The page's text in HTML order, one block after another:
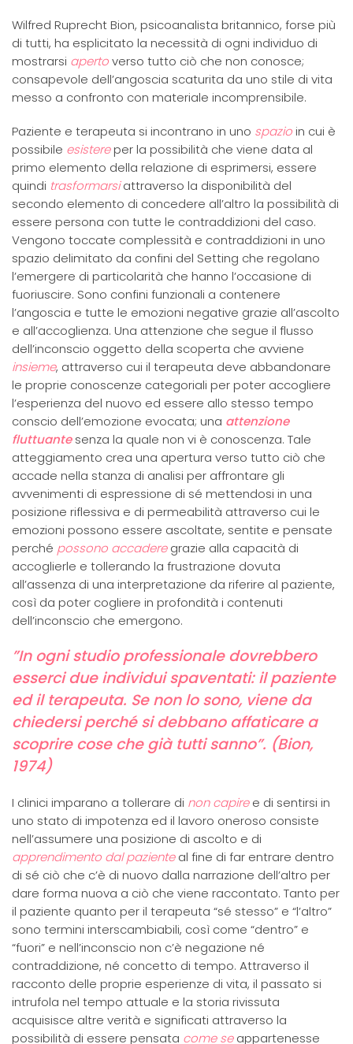
Wilfred Ruprecht Bion, psicoanalista britannico, forse più
di tutti, ha esplicitato la necessità di ogni individuo di
mostrarsi apertoverso tutto ciò che non conosce;
consapevole dell’angoscia scaturita da uno stile di vita
messo a confronto con materiale incomprensibile.
Paziente e terapeuta si incontrano in uno spazioin cui è
possibile esistereper la possibilità che viene data al
primo elemento della relazione di esprimersi, essere
quindi trasformarsiattraverso la disponibilità del
secondo elemento di concedere all’altro la possibilità di
essere persona con tutte le contraddizioni del caso.
Vengono toccate complessità e contraddizioni in uno
spazio delimitato da confini del Setting che regolano
l’emergere di particolarità che hanno l’occasione di
fuoriuscire. Sono confini funzionali a contenere
l’angoscia e tutte le emozioni negative grazie all’ascolto
e all’accoglienza. Una attenzione che segue il flusso
dell’inconscio oggetto della scoperta che avviene
insieme, attraverso cui il terapeuta deve abbandonare
le proprie conoscenze categoriali per poter accogliere
l’esperienza del nuovo ed essere allo stesso tempo
conscio dell’emozione evocata; una attenzione
fluttuantesenza la quale non vi è conoscenza. Tale
atteggiamento crea una apertura verso tutto ciò che
accade nella stanza di analisi per affrontare gli
avvenimenti di espressione di sé mettendosi in una
posizione riflessiva e di permeabilità attraverso cui le
emozioni possono essere ascoltate, sentite e pensate
perché possono accaderegrazie alla capacità di
accoglierle e tollerando la frustrazione dovuta
all’assenza di una interpretazione da riferire al paziente,
così da poter cogliere in profondità i contenuti
dell’inconscio che emergono.
”In ogni studio professionale dovrebbero
esserci due individui spaventati: il paziente
ed il terapeuta. Se non lo sono, viene da
chiedersi perché si debbano affaticare a
scoprire cose che già tutti sanno”. (Bion,
1974)
I clinici imparano a tollerare di non capiree di sentirsi in
uno stato di impotenza ed il lavoro oneroso consiste
nell’assumere una posizione di ascolto e di
apprendimento dal pazienteal fine di far entrare dentro
di sé ciò che c’è di nuovo dalla narrazione dell’altro per
dare forma nuova a ciò che viene raccontato. Tanto per
il paziente quanto per il terapeuta “sé stesso” e “l’altro”
sono termini interscambiabili, così come “dentro” e
“fuori” e nell’inconscio non c’è negazione né
contraddizione, né concetto di tempo. Attraverso il
racconto delle proprie esperienze di vita, il passato si
intrufola nel tempo attuale e la storia rivissuta
acquisisce altre verità e significati attraverso la
possibilità di essere pensata come seappartenesse